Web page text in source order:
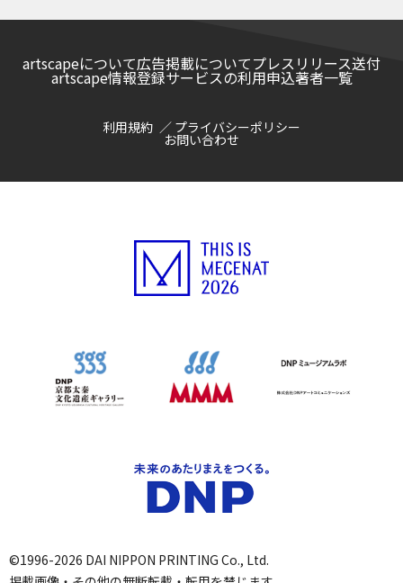
artscapeについて広告掲載についてプレスリリース送付
artscape情報登録サービスの利用申込著者一覧
利用規約 プライバシーポリシー
お問い合わせ
©1996-2026 DAI NIPPON PRINTING Co., Ltd.